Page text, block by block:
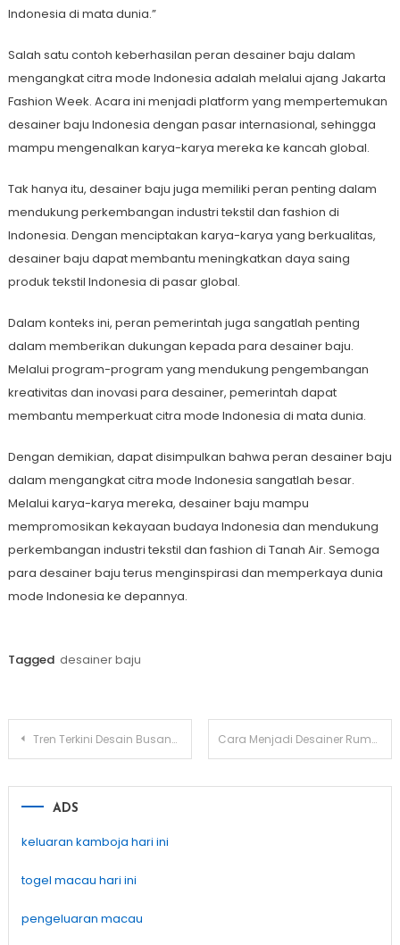
Indonesia di mata dunia.”
Salah satu contoh keberhasilan peran desainer baju dalam
mengangkat citra mode Indonesia adalah melalui ajang Jakarta
Fashion Week. Acara ini menjadi platform yang mempertemukan
desainer baju Indonesia dengan pasar internasional, sehingga
mampu mengenalkan karya-karya mereka ke kancah global.
Tak hanya itu, desainer baju juga memiliki peran penting dalam
mendukung perkembangan industri tekstil dan fashion di
Indonesia. Dengan menciptakan karya-karya yang berkualitas,
desainer baju dapat membantu meningkatkan daya saing
produk tekstil Indonesia di pasar global.
Dalam konteks ini, peran pemerintah juga sangatlah penting
dalam memberikan dukungan kepada para desainer baju.
Melalui program-program yang mendukung pengembangan
kreativitas dan inovasi para desainer, pemerintah dapat
membantu memperkuat citra mode Indonesia di mata dunia.
Dengan demikian, dapat disimpulkan bahwa peran desainer baju
dalam mengangkat citra mode Indonesia sangatlah besar.
Melalui karya-karya mereka, desainer baju mampu
mempromosikan kekayaan budaya Indonesia dan mendukung
perkembangan industri tekstil dan fashion di Tanah Air. Semoga
para desainer baju terus menginspirasi dan memperkaya dunia
mode Indonesia ke depannya.
Tagged desainer baju
Post
Tren Terkini Desain Busana dari Desainer Indonesia Cara Menjadi Desainer Rumah Sukses di Indonesia
ADS
keluaran kamboja hari ini
togel macau hari ini
pengeluaran macau